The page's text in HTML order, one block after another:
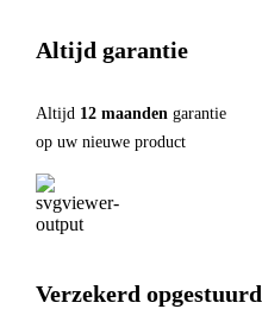
Altijd garantie
Altijd 12 maanden garantie
op uw nieuwe product
Verzekerd opgestuurd